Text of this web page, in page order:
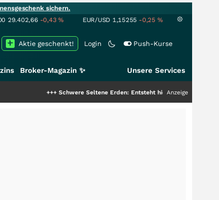
sichern.
29.402,66 -0,43% EUR/USD 1,15255 -0,25 %
Login Push-Kurse
Aktie geschenkt!
Broker-Magazin ✨ Unsere Services
Schwere Seltene Erden: Entsteht hier die nächsteAnzeige